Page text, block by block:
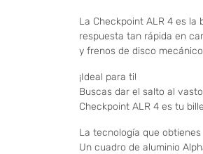
La Checkpoint ALR 4 es
respuesta tan rápida en
y frenos de disco
¡Ideal para ti!
Buscas dar el salto al
Checkpoint ALR 4 es tu
La tecnología que obtienes
Un cuadro de aluminio